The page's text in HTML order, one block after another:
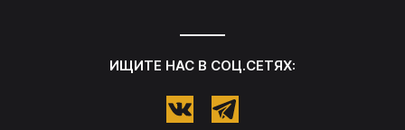
ИЩИТЕ НАС В СОЦ.СЕТЯХ: